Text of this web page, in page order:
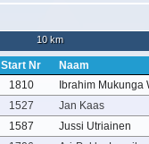
10 km
Start Nr Naam
1810 Ibrahim Mukunga
1527 Jan Kaas
1587 Jussi Utriainen